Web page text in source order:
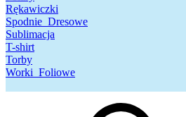
Rękawiczki
Spodnie_Dresowe
Sublimacja
T-shirt
Torby
Worki_Foliowe